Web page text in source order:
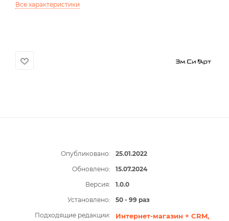
Все характеристики
Опубликовано:
25.01.2022
Обновлено:
15.07.2024
Версия:
1.0.0
Установлено:
50 - 99 раз
Подходящие редакции:
Интернет-магазин + CRM,